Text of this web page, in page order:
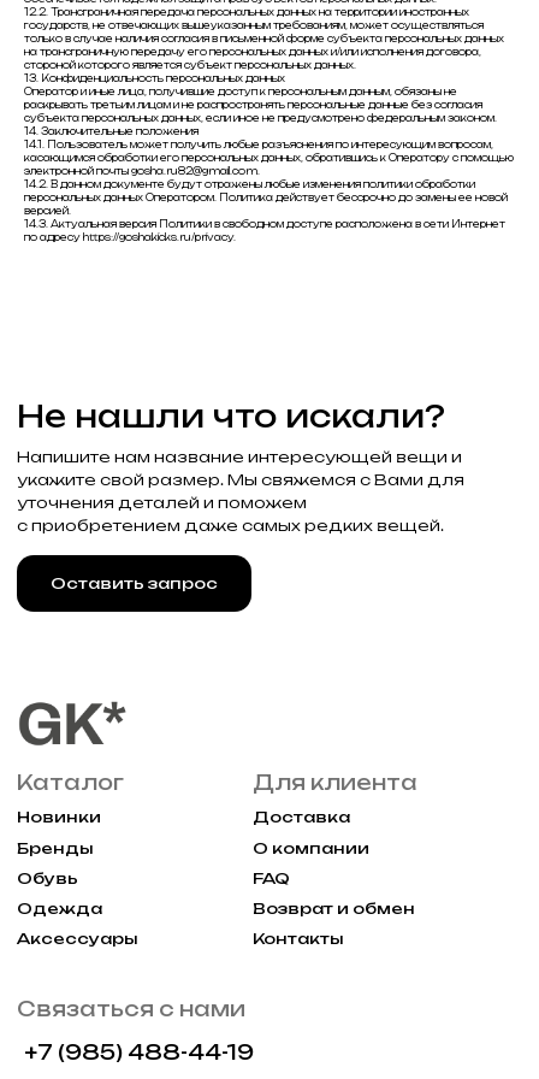
12.2. Трансграничная передача персональных данных на территории иностранных
государств, не отвечающих вышеуказанным требованиям, может осуществляться
только в случае наличия согласия в письменной форме субъекта персональных данных
на трансграничную передачу его персональных данных и/или исполнения договора,
стороной которого является субъект персональных данных.
13. Конфиденциальность персональных данных
Оператор и иные лица, получившие доступ к персональным данным, обязаны не
раскрывать третьим лицам и не распространять персональные данные без согласия
субъекта персональных данных, если иное не предусмотрено федеральным законом.
14. Заключительные положения
14.1. Пользователь может получить любые разъяснения по интересующим вопросам,
касающимся обработки его персональных данных, обратившись к Оператору с помощью
электронной почты gosha.ru82@gmail.com.
14.2. В данном документе будут отражены любые изменения политики обработки
персональных данных Оператором. Политика действует бессрочно до замены ее новой
версией.
14.3. Актуальная версия Политики в свободном доступе расположена в сети Интернет
по адресу https://goshakicks.ru/privacy.